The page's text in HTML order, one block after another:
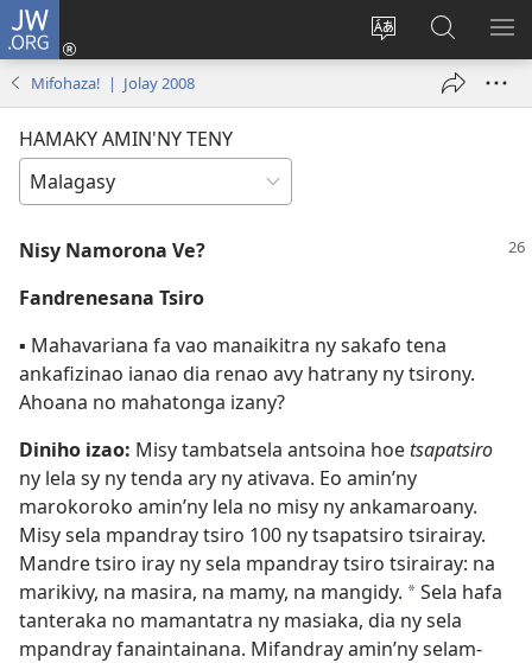
JW.ORG
Hiova
Hiditra
(manokatra
ato
Amin’ny
Mifohaza! | Jolay 2008
HAMAKY AMIN'NY TENY
Nisy Namorona Ve?
Fandrenesana Tsiro
▪ Mahavariana fa vao manaikitra ny sakafo tena
ankafizinao ianao dia renao avy hatrany ny tsirony.
Ahoana no mahatonga izany?
Diniho izao: Misy tambatsela antsoina hoe tsapatsiro
ny lela sy ny tenda ary ny ativava. Eo amin’ny
marokoroko amin’ny lela no misy ny ankamaroany.
Misy sela mpandray tsiro 100 ny tsapatsiro tsirairay.
Mandre tsiro iray ny sela mpandray tsiro tsirairay: na
marikivy, na masira, na mamy, na mangidy. *Sela hafa
tanteraka no mamantatra ny masiaka, dia ny sela
mpandray fanaintainana. Mifandray amin’ny selam-